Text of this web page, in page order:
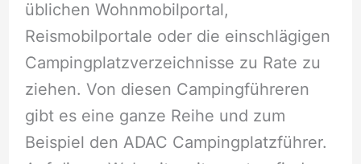
üblichen Wohnmobilportal,
Reismobilportale oder die einschlägigen
Campingplatzverzeichnisse zu Rate zu
ziehen. Von diesen Campingführeren
gibt es eine ganze Reihe und zum
Beispiel den ADAC Campingplatzführer.